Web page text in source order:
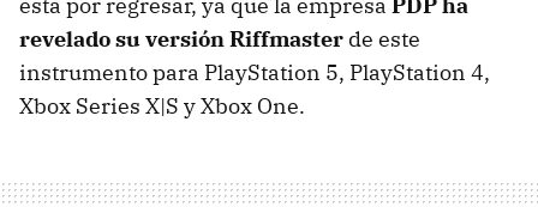
está por regresar, ya que la empresa PDP ha
revelado su versión Riffmaster de este
instrumento para PlayStation 5, PlayStation 4,
Xbox Series X|S y Xbox One.